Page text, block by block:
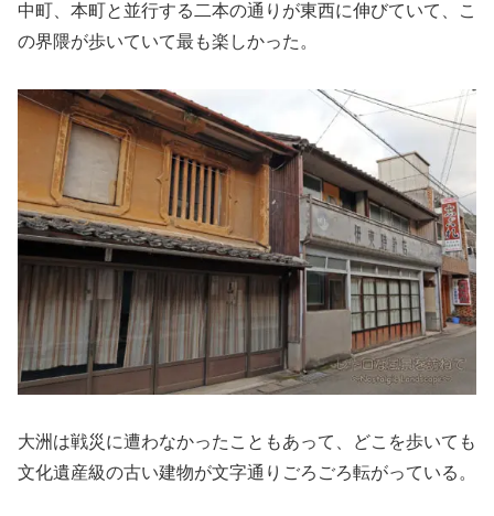
中町、本町と並行する二本の通りが東西に伸びていて、こ
の界隈が歩いていて最も楽しかった。
大洲は戦災に遭わなかったこともあって、どこを歩いても
文化遺産級の古い建物が文字通りごろごろ転がっている。